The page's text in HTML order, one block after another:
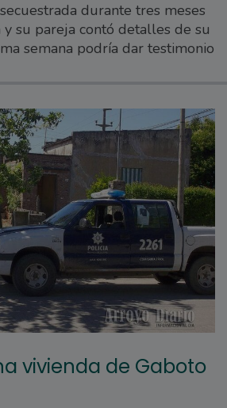
durante tres meses
su pareja contó detalles de su
semana podría dar testimonio
vivienda de Gaboto